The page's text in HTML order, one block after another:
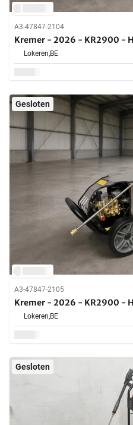
A3-47847-2104
Kremer - 2026 - KR2900 -
Lokeren,BE
Gesloten
A3-47847-2105
Kremer - 2026 - KR2900 -
Lokeren,BE
Gesloten